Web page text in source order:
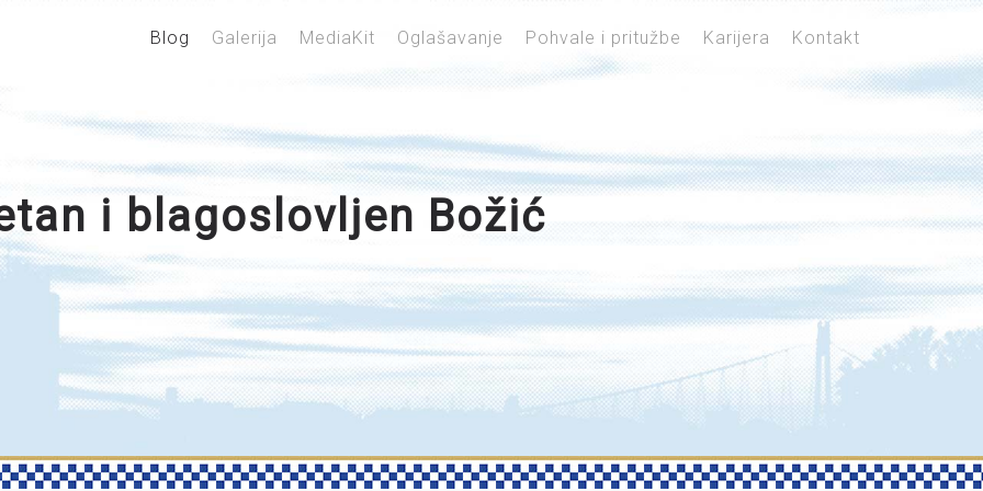
Blog Galerija MediaKit Oglašavanje Pohvale i pritužbe Karijera Kontakt
i blagoslovljen Božić